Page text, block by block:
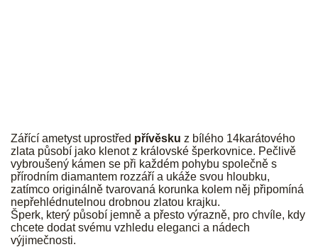
Zářící ametyst uprostřed přívěsku z bílého 14karátového
zlata působí jako klenot z královské šperkovnice. Pečlivě
vybroušený kámen se při každém pohybu společně s
přírodním diamantem rozzáří a ukáže svou hloubku,
zatímco originálně tvarovaná korunka kolem něj připomíná
nepřehlédnutelnou drobnou zlatou krajku.
Šperk, který působí jemně a přesto výrazně, pro chvíle, kdy
chcete dodat svému vzhledu eleganci a nádech
výjimečnosti.